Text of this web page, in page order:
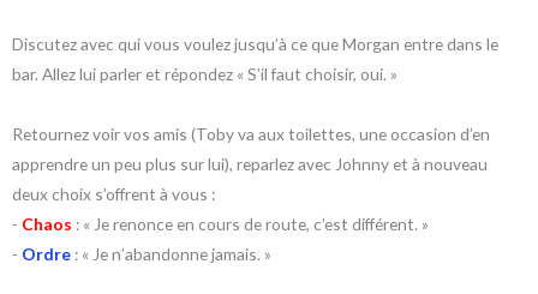
Discutez avec qui vous voulez jusqu’à ce que Morgan entre dans le
bar. Allez lui parler et répondez « S’il faut choisir, oui. »
Retournez voir vos amis (Toby va aux toilettes, une occasion d’en
apprendre un peu plus sur lui), reparlez avec Johnny et à nouveau
deux choix s’offrent à vous :
- Chaos : « Je renonce en cours de route, c’est différent. »
- Ordre : « Je n’abandonne jamais. »